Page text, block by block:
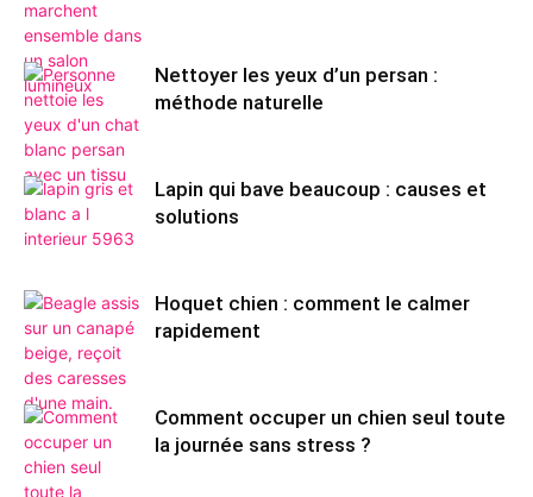
Nettoyer les yeux d’un persan :
méthode naturelle
Lapin qui bave beaucoup : causes et
solutions
Hoquet chien : comment le calmer
rapidement
Comment occuper un chien seul toute
la journée sans stress ?